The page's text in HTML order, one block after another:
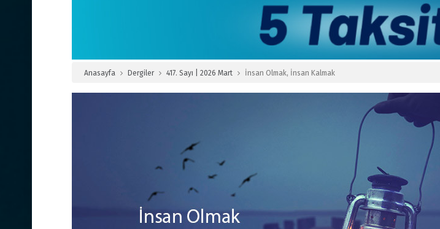
Anasayfa Dergiler 417. Sayı | 2026 Mart İnsan Olmak, İnsan Kalmak